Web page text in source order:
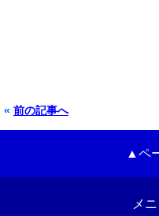
« 前の記事へ
▲ペ
メ